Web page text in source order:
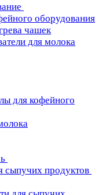
оборудования
чашек
для молока
для кофейного
сыпучих продуктов